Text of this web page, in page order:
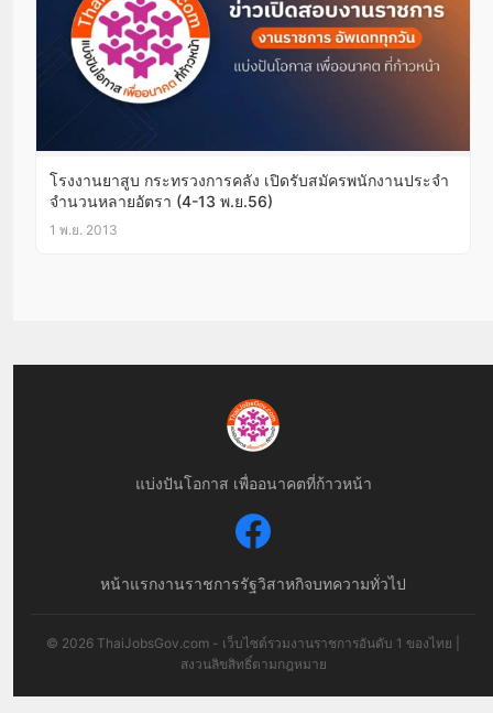
โรงงานยาสูบ กระทรวงการคลัง เปิดรับสมัครพนักงานประจำ
จำนวนหลายอัตรา (4-13 พ.ย.56)
1 พ.ย. 2013
แบ่งปันโอกาส เพื่ออนาคตที่ก้าวหน้า
หน้าแรกงานราชการรัฐวิสาหกิจบทความทั่วไป
© 2026 ThaiJobsGov.com - เว็บไซต์รวมงานราชการอันดับ 1 ของไทย |
สงวนลิขสิทธิ์ตามกฎหมาย